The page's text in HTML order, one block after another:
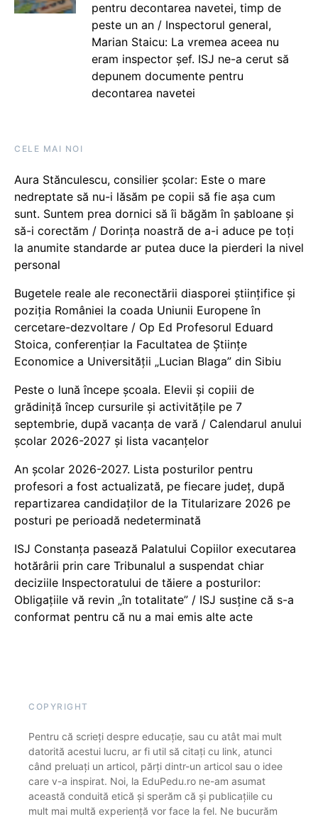
pentru decontarea navetei, timp de
peste un an / Inspectorul general,
Marian Staicu: La vremea aceea nu
eram inspector șef. ISJ ne-a cerut să
depunem documente pentru
decontarea navetei
CELE MAI NOI
Aura Stănculescu, consilier școlar: Este o mare
nedreptate să nu-i lăsăm pe copii să fie așa cum
sunt. Suntem prea dornici să îi băgăm în șabloane și
să-i corectăm / Dorința noastră de a-i aduce pe toți
la anumite standarde ar putea duce la pierderi la nivel
personal
Bugetele reale ale reconectării diasporei științifice și
poziția României la coada Uniunii Europene în
cercetare-dezvoltare / Op Ed Profesorul Eduard
Stoica, conferențiar la Facultatea de Științe
Economice a Universității „Lucian Blaga” din Sibiu
Peste o lună începe școala. Elevii și copiii de
grădiniță încep cursurile și activitățile pe 7
septembrie, după vacanța de vară / Calendarul anului
școlar 2026-2027 și lista vacanțelor
An școlar 2026-2027. Lista posturilor pentru
profesori a fost actualizată, pe fiecare județ, după
repartizarea candidaților de la Titularizare 2026 pe
posturi pe perioadă nedeterminată
ISJ Constanța pasează Palatului Copiilor executarea
hotărârii prin care Tribunalul a suspendat chiar
deciziile Inspectoratului de tăiere a posturilor:
Obligațiile vă revin „în totalitate” / ISJ susține că s-a
conformat pentru că nu a mai emis alte acte
COPYRIGHT
Pentru că scrieți despre educație, sau cu atât mai mult
datorită acestui lucru, ar fi util să citați cu link, atunci
când preluați un articol, părți dintr-un articol sau o idee
care v-a inspirat. Noi, la EduPedu.ro ne-am asumat
această conduită etică și sperăm că și publicațiile cu
mult mai multă experiență vor face la fel. Ne bucurăm